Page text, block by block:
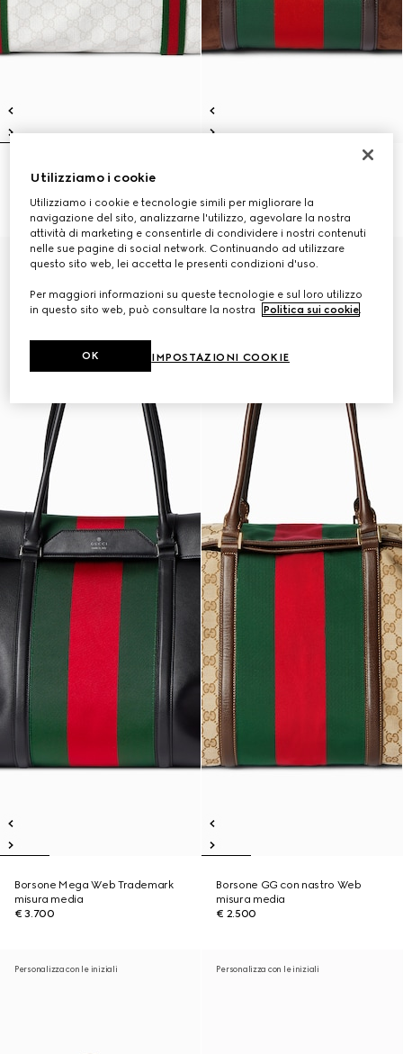
Borsone con dettaglio Web
€ 1.650
€ 3.700
Borsone Mega Web Trademark
misura media
€ 3.700
Borsone GG con nastro Web
misura media
€ 2.500
Personalizza con le iniziali Personalizza con le iniziali
Utilizziamo i cookie
Utilizziamo i cookie e tecnologie simili per migliorare la
navigazione del sito, analizzarne l'utilizzo, agevolare la nostra
attività di marketing e consentirle di condividere i nostri contenuti
nelle sue pagine di social network. Continuando ad utilizzare
questo sito web, lei accetta le presenti condizioni d'uso.
Per maggiori informazioni su queste tecnologie e sul loro utilizzo
in questo sito web, può consultare la nostra
Politica sui cookie.
IMPOSTAZIONI COOKIE
OK